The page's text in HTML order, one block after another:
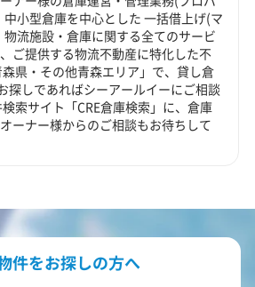
小型倉庫を中心とした 一括借上げ(マ
流施設・倉庫に関する全てのサービ
ご提供する物流不動産に特化した不
県・その他青森エリア」で、貸し倉
探しであればシーアールイーにご相談
索サイト「CRE倉庫検索」に、倉庫
ーナー様からのご相談もお待ちして
件をお探しの方へ